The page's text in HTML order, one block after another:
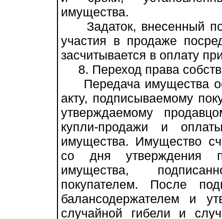
имущества.
Задаток, внесенный
участия в продаже
засчитывается в оплату
8. Переход права
Передача имущества
акту, подписываемому
утверждаемому
купли-продажи и
имущества. Имущество
со дня утверждения
имущества,
покупателем. После
балансодержателем и
случайной гибели и